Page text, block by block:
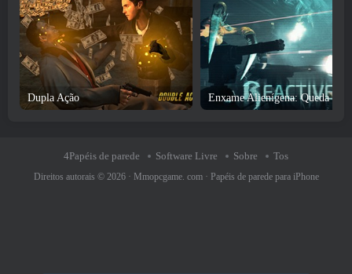
Dupla Ação Enxame Alienígena: Queda
4Papéis de parede Software Livre Sobre Tos
Direitos autorais © 2026 · Mmopcgame. com· Papéis de parede para iPhone